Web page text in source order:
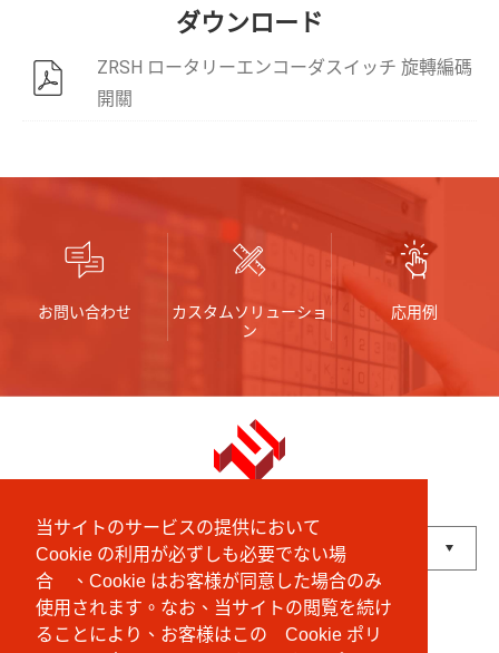
当サイトのサービスの提供において
Cookie の利用が必ずしも必要でない場
合 、Cookie はお客様が同意した場合のみ
使用されます。なお、当サイトの閲覧を続け
ることにより、お客様はこの Cookie ポリ
ダウンロード
ZRSH ロータリーエンコーダスイッチ 旋轉編碼
開關
お問い合わせ
カスタムソリューショ
ン
応用例
Powered by Translate
© Shanpu Limited Company Co., Ltd.